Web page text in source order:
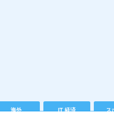
海外 IT 経済 ス